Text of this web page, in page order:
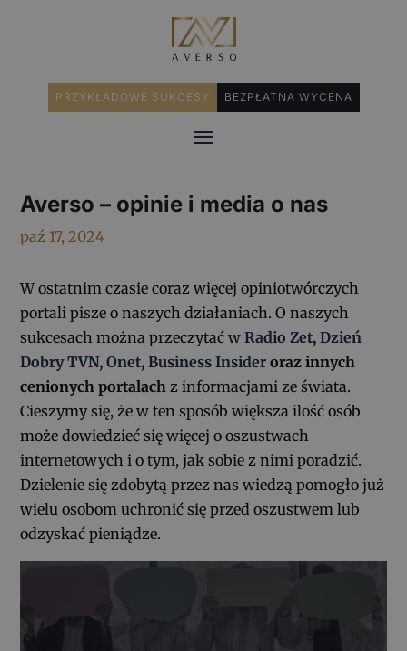
PRZYKŁADOWE SUKCESY BEZPŁATNA WYCENA
Averso – opinie i media o nas
paź 17, 2024
W ostatnim czasie coraz więcej opiniotwórczych
portali pisze o naszych działaniach. O naszych
sukcesach można przeczytać w Radio Zet,Dzień
Dobry TVN,Onet,Business Insideroraz innych
cenionych portalachz informacjami ze świata.
Cieszymy się, że w ten sposób większa ilość osób
może dowiedzieć się więcej o oszustwach
internetowych i o tym, jak sobie z nimi poradzić.
Dzielenie się zdobytą przez nas wiedzą pomogło już
wielu osobom uchronić się przed oszustwem lub
odzyskać pieniądze.